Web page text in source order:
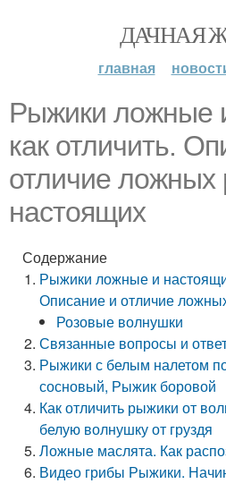
ДАЧНАЯ
главная
Рыжики ложные
как отличить.
отличие ложных
настоящих
Содержание
Рыжики ложные и
Описание и отличие
Розовые волнушки
Связанные вопросы и
Рыжики с белым налетом
сосновый, Рыжик боровой
Как отличить рыжики от
белую волнушку от груздя
Ложные маслята. Как
Видео грибы Рыжики.